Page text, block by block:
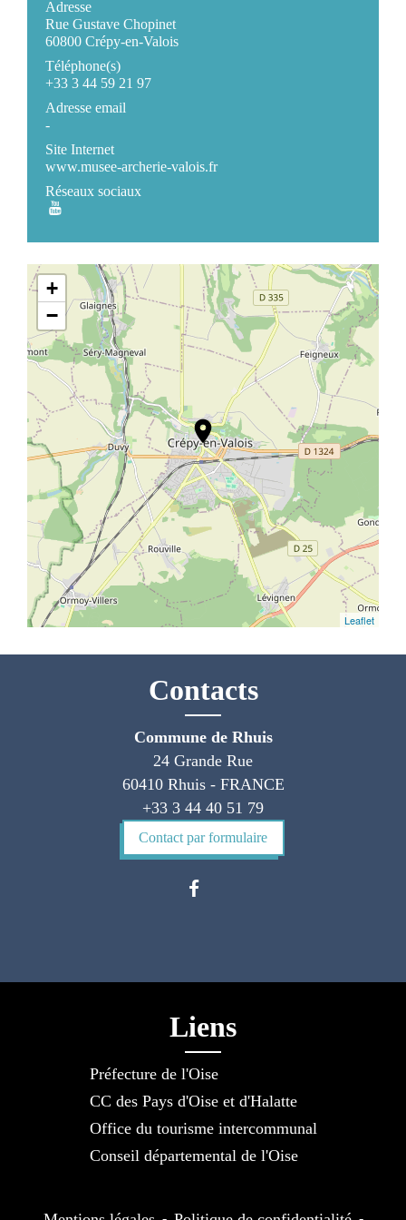
Adresse
Rue Gustave Chopinet
60800 Crépy-en-Valois
Téléphone(s)
+33 3 44 59 21 97
Adresse email
-
Site Internet
www.musee-archerie-valois.fr
Réseaux sociaux
location_on
+
−
Leaflet
Contacts
Commune de Rhuis
24 Grande Rue
60410 Rhuis - FRANCE
+33 3 44 40 51 79
Contact par formulaire
Liens
Préfecture de l'Oise
CC des Pays d'Oise et d'Halatte
Office du tourisme intercommunal
Conseil départemental de l'Oise